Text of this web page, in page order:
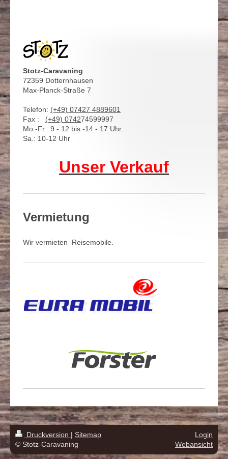
Stotz-Caravaning
72359 Dotternhausen
Max-Planck-Straße 7
Telefon: (+49) 07427 4889601
Fax : (+49) 074274599997
Mo.-Fr.: 9 - 12 bis -14 - 17 Uhr
Sa.: 10-12 Uhr
Unser Verkauf
Vermietung
Wir vermieten Reisemobile.
Druckversion | Sitemap
© Stotz-Caravaning
Login
Webansicht